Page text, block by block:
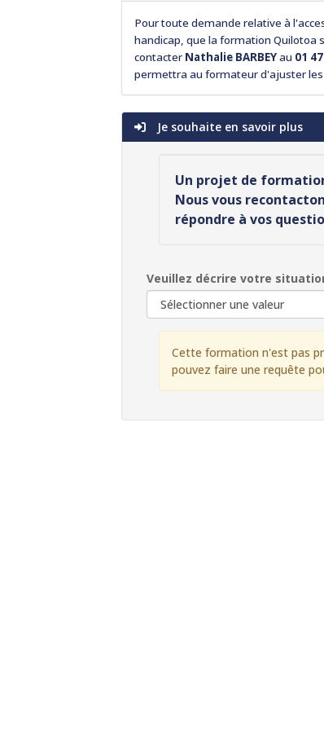
Pour toute demande relative à
handicap, que la formation Quilotoa
contacter Nathalie BARBEYau 01
permettra au formateur d'ajuster
Je souhaite en savoir plus
Un projet de
Nous vous
répondre à vos
Veuillez décrire votre
Cette formation n'est pas
pouvez faire une requête